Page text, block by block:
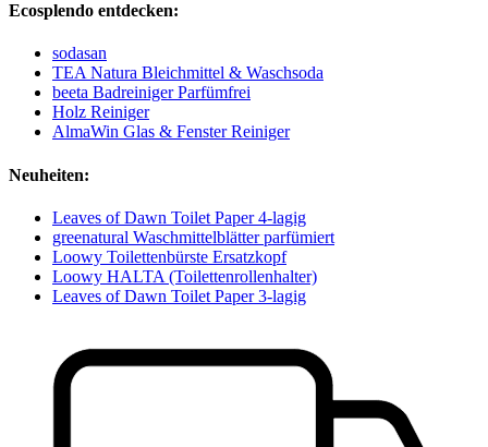
Ecosplendo entdecken:
sodasan
TEA Natura Bleichmittel & Waschsoda
beeta Badreiniger Parfümfrei
Holz Reiniger
AlmaWin Glas & Fenster Reiniger
Neuheiten:
Leaves of Dawn Toilet Paper 4-lagig
greenatural Waschmittelblätter parfümiert
Loowy Toilettenbürste Ersatzkopf
Loowy HALTA (Toilettenrollenhalter)
Leaves of Dawn Toilet Paper 3-lagig